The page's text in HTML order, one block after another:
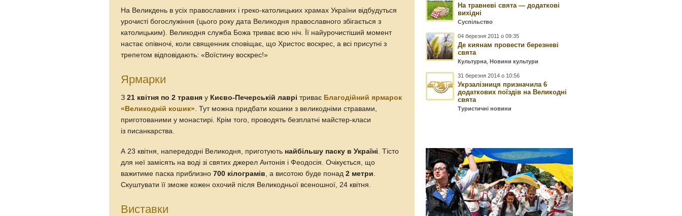
На Великдень в усіх православних і греко-католицьких храмах України відбудуться
урочисті богослужіння (цього року дата Великодня православного збігається з
католицьким). Великодня служба Божа триває всю ніч. Її найурочистіший момент
настає опівночі, коли священник сповіщає, що Христос воскрес, а всі присутні з
трепетом відповідають: «Воїстину воскрес!»
Ярмарки
З21 квітня по 2 травня у Києво-Печерській лаврі триває Благодійний ярмарок
«Великодній кошик» . Тут можна придбати кошики з великодніми стравами,
приготованими у монастирі. Крім того, проводять безплатні майстер-класи
із писанкарства.
А 23 квітня, напередодні Великодня, приготують найбільшу паску в Україні . Тісто
для неї замісять на воді зі святих джерел Антонія і Феодосія. Очікується, що
важитиме паска приблизно700 кілограмів , а висотою буде понад2 метри
Скуштувати її зможе кожен охочий після Великодньої всеношної, 24 квітня.
Виставки
На травневі свята — додаткові
вихідні
Суспільство
04 березня 2011 о 09:35
Де киянам провести березневі
свята
Культурна ,Новини культури
31 березня 2014 о 10:56
Укрзалізниця призначила 6
додаткових поїздів на Великодні
свята
Туристичні новини